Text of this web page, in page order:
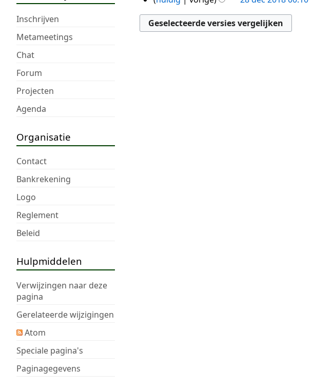
Inschrijven
Metameetings
Chat
Forum
Projecten
Agenda
Organisatie
Contact
Bankrekening
Logo
Reglement
Beleid
Hulpmiddelen
Verwijzingen naar deze
pagina
Gerelateerde wijzigingen
Atom
Speciale pagina's
Paginagegevens
n
b
dec
2018